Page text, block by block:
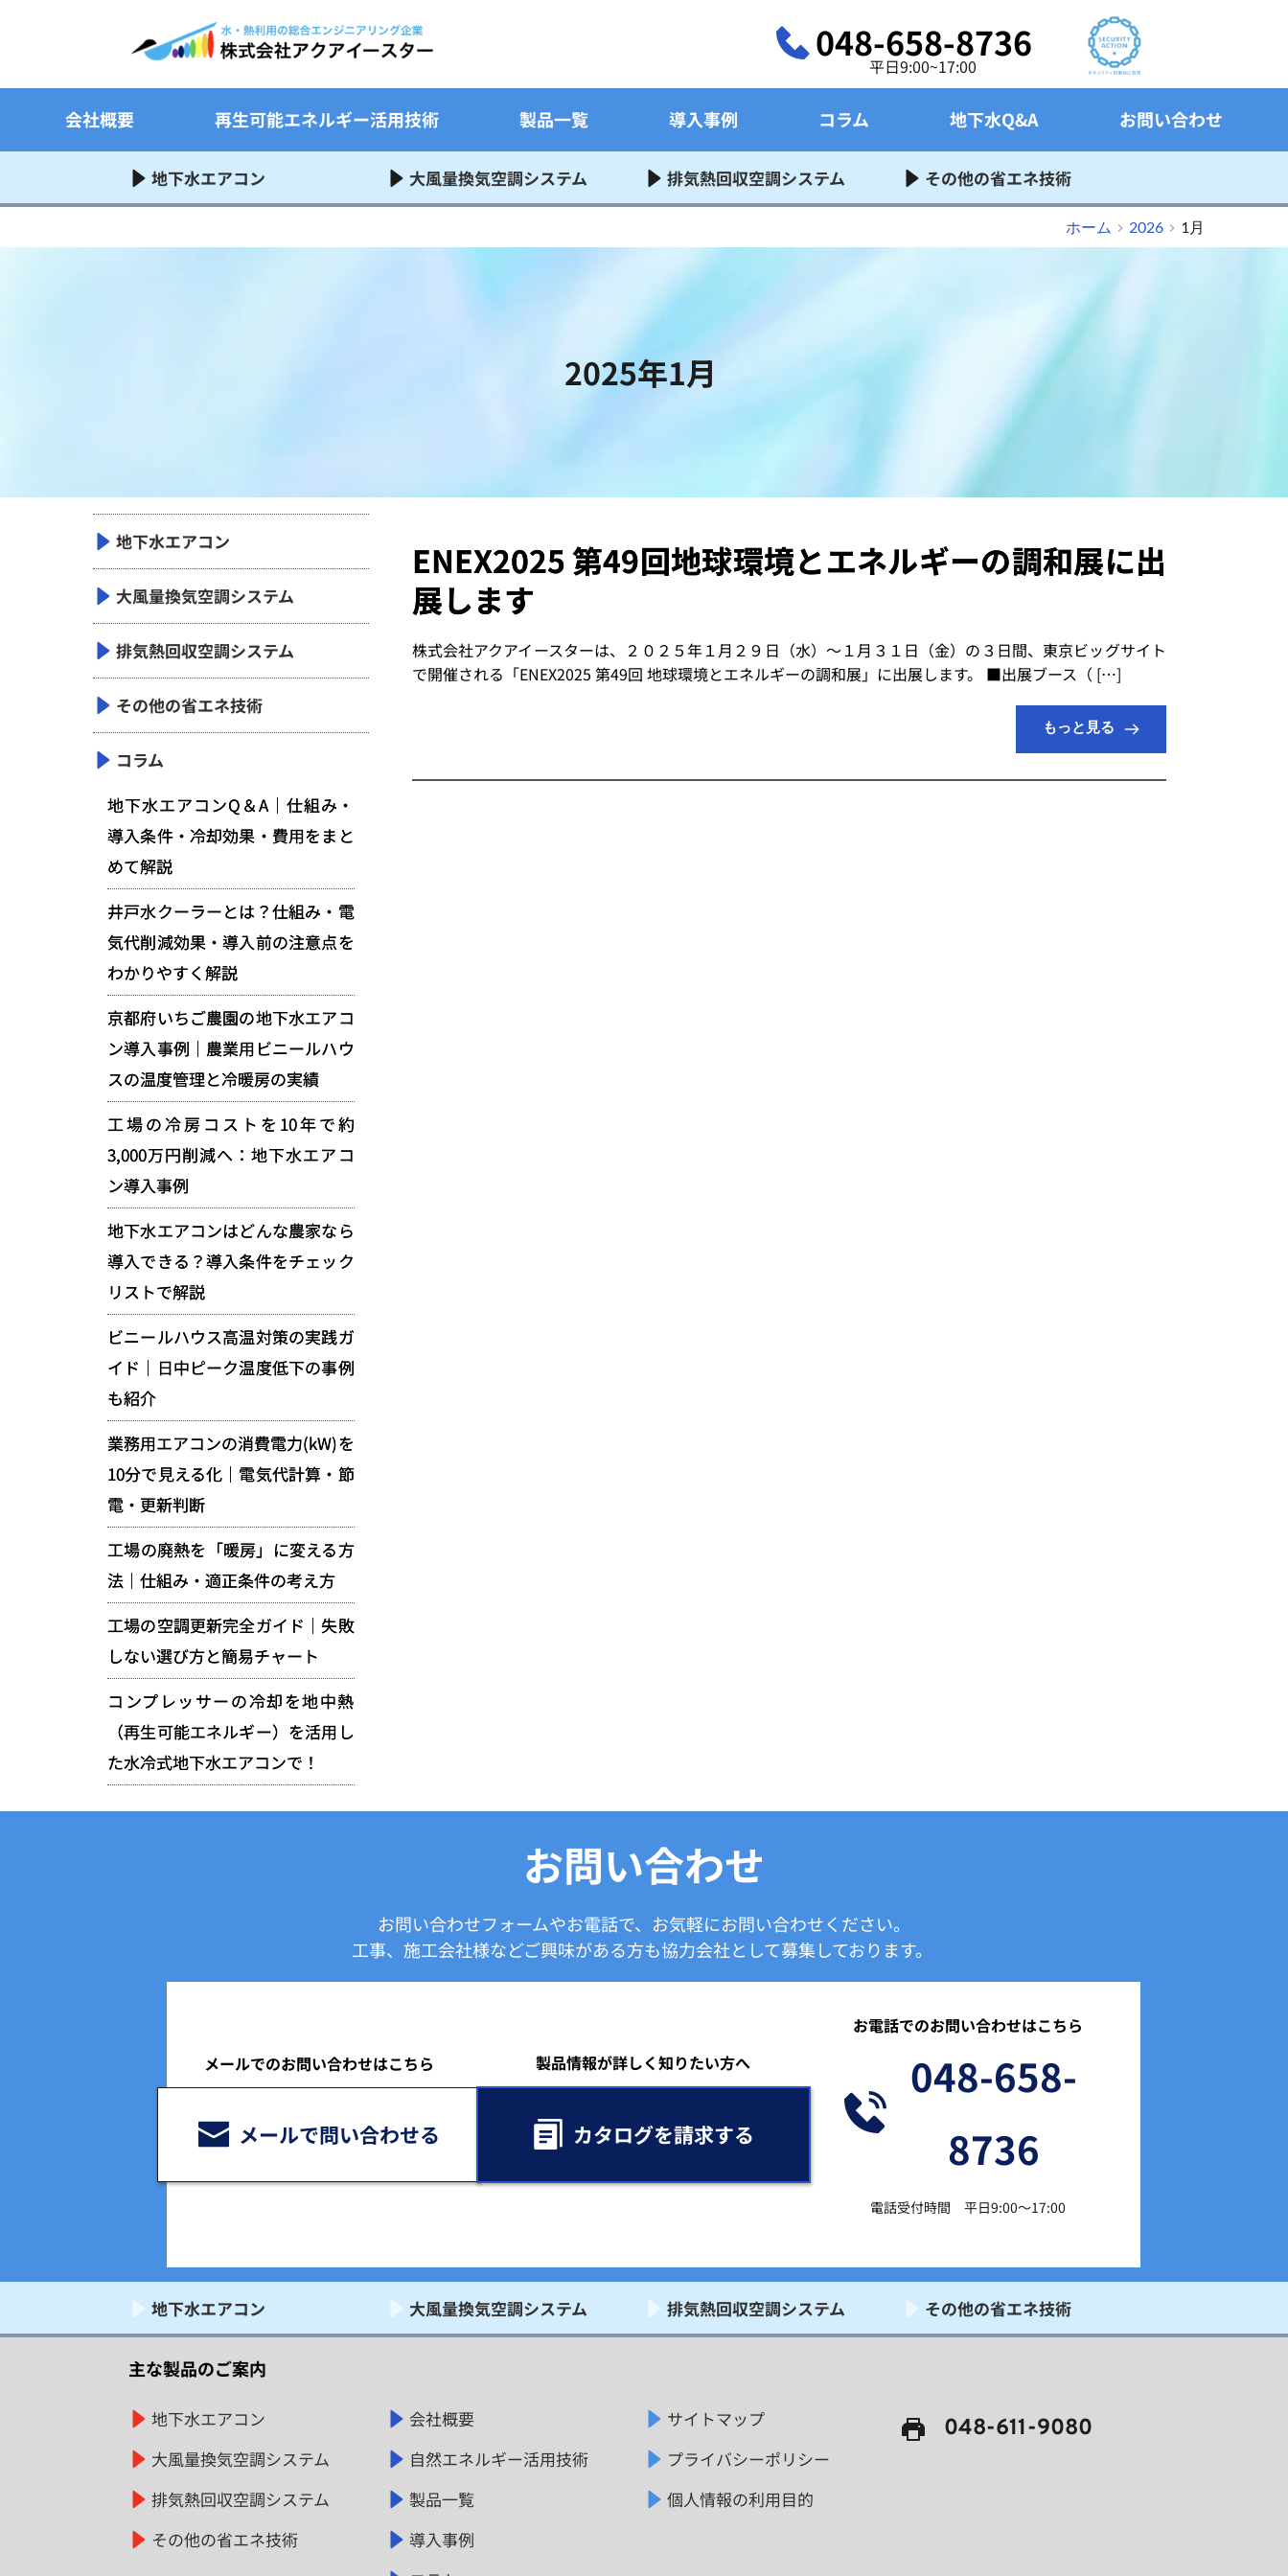
048-658-8736
平日9:00~17:00
会社概要 再生可能エネルギー活用技術 製品一覧 導入事例 コラム 地下水Q&A お問い合わせ
地下水エアコン 大風量換気空調システム 排気熱回収空調システム その他の省エネ技術
ホーム 2026 1月
2025年1月
地下水エアコン
大風量換気空調システム
排気熱回収空調システム
その他の省エネ技術
コラム
地下水エアコンQ＆A｜仕組み・
導入条件・冷却効果・費用をまと
めて解説
井戸水クーラーとは？仕組み・電
気代削減効果・導入前の注意点を
わかりやすく解説
京都府いちご農園の地下水エアコ
ン導入事例｜農業用ビニールハウ
スの温度管理と冷暖房の実績
工場の冷房コストを10年で約
3,000万円削減へ：地下水エアコ
ン導入事例
地下水エアコンはどんな農家なら
導入できる？導入条件をチェック
リストで解説
ビニールハウス高温対策の実践ガ
イド｜日中ピーク温度低下の事例
も紹介
業務用エアコンの消費電力(kW)を
10分で見える化｜電気代計算・節
電・更新判断
工場の廃熱を「暖房」に変える方
法｜仕組み・適正条件の考え方
工場の空調更新完全ガイド｜失敗
しない選び方と簡易チャート
コンプレッサーの冷却を地中熱
（再生可能エネルギー）を活用し
た水冷式地下水エアコンで！
ENEX2025 第49回地球環境とエネルギーの調和展に出
展します
株式会社アクアイースターは、２０２５年１月２９日（水）～１月３１日（金）の３日間、東京ビッグサイト
で開催される「ENEX2025 第49回 地球環境とエネルギーの調和展」に出展します。 ■出展ブース（ […]
もっと見る
お問い合わせ
お問い合わせフォームやお電話で、お気軽にお問い合わせください。
工事、施工会社様などご興味がある方も協力会社として募集しております。
メールでのお問い合わせはこちら
メールで問い合わせる
製品情報が詳しく知りたい方へ
カタログを請求する
お電話でのお問い合わせはこちら
048-658-
8736
電話受付時間　平日9:00〜17:00
地下水エアコン 大風量換気空調システム 排気熱回収空調システム その他の省エネ技術
主な製品のご案内
地下水エアコン
大風量換気空調システム
排気熱回収空調システム
その他の省エネ技術
会社概要
自然エネルギー活用技術
製品一覧
導入事例
サイトマップ
プライバシーポリシー
個人情報の利用目的
048-611-9080